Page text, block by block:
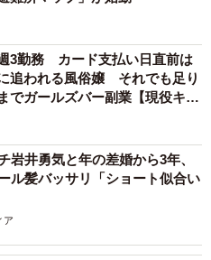
3勤務 カード支払い日直前は
追われる風俗嬢 それでも足り
でガールズバー副業【現役キャ
岩井勇気と年の差婚から3年、
ル髪バッサリ「ショート似合い
ア